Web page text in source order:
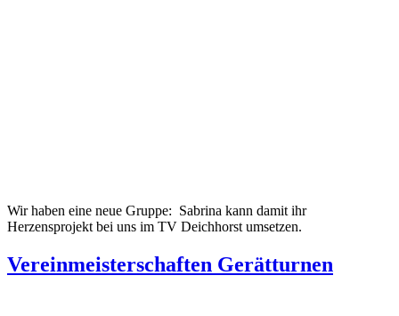
Wir haben eine neue Gruppe: Sabrina kann damit ihr
Herzensprojekt bei uns im TV Deichhorst umsetzen.
Vereinmeisterschaften Gerätturnen